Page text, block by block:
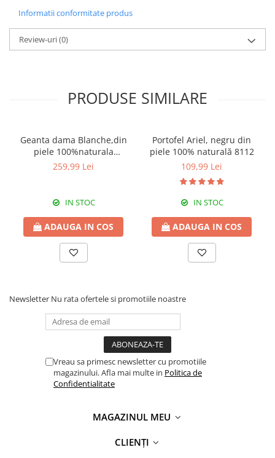
Informatii conformitate produs
Review-uri(0)
PRODUSE SIMILARE
Geanta dama Blanche,din
piele 100%naturala
Italia,8246,negru
259,99 Lei
IN STOC
ADAUGA IN COS
Portofel Ariel, negru din
piele 100% naturală 8112
109,99 Lei
IN STOC
ADAUGA IN COS
Newsletter Nu rata ofertele si promotiile noastre
Vreau sa primesc newsletter cu promotiile
magazinului. Afla mai multe in Politica de
Confidentialitate
MAGAZINUL MEU
CLIENȚI